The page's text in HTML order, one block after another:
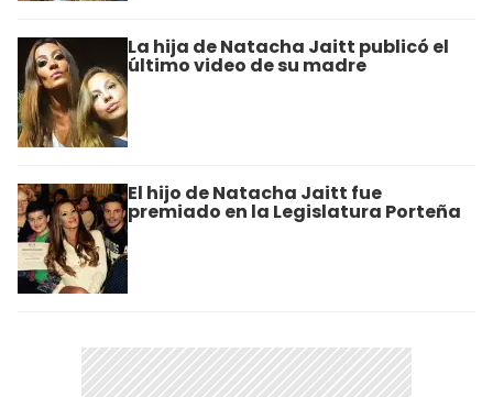
La hija de Natacha Jaitt publicó el
último video de su madre
El hijo de Natacha Jaitt fue
premiado en la Legislatura Porteña